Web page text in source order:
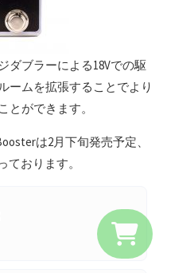
ダブラーによる18Vでの駆
ームを拡張することでより
とができます。
は2月下旬発売予定、
ております。